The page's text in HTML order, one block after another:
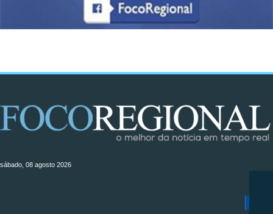
sábado, 08 agosto 2026